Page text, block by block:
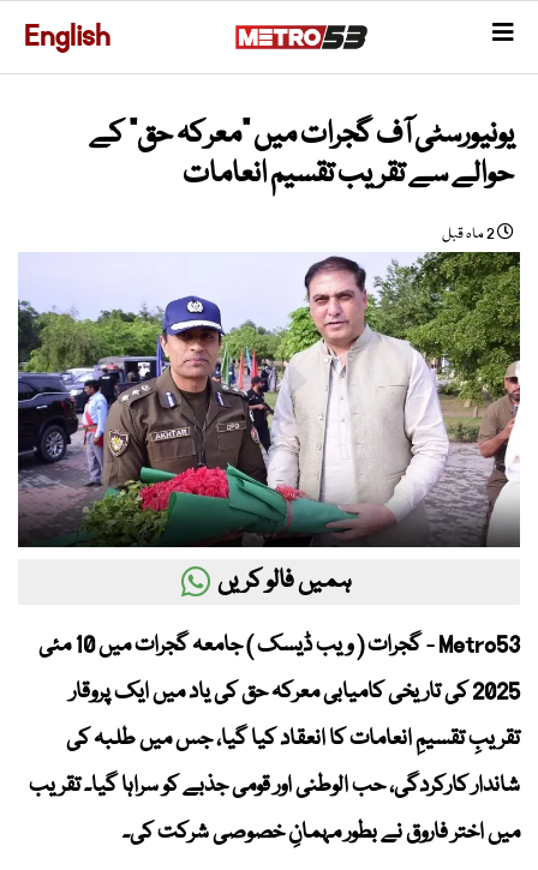
English
یونیورسٹی آف گجرات میں "معرکہ حق" کے
حوالے سے تقریب تقسیم انعامات
2 ماہ قبل
ہمیں فالو کریں
Metro53 - گجرات ( ویب ڈیسک ) جامعہ گجرات میں 10 مئی
2025 کی تاریخی کامیابی معرکہ حق کی یاد میں ایک پروقار
تقریبِ تقسیمِ انعامات کا انعقاد کیا گیا، جس میں طلبہ کی
شاندار کارکردگی، حب الوطنی اور قومی جذبے کو سراہا گیا۔ تقریب
میں اختر فاروق نے بطور مہمانِ خصوصی شرکت کی۔